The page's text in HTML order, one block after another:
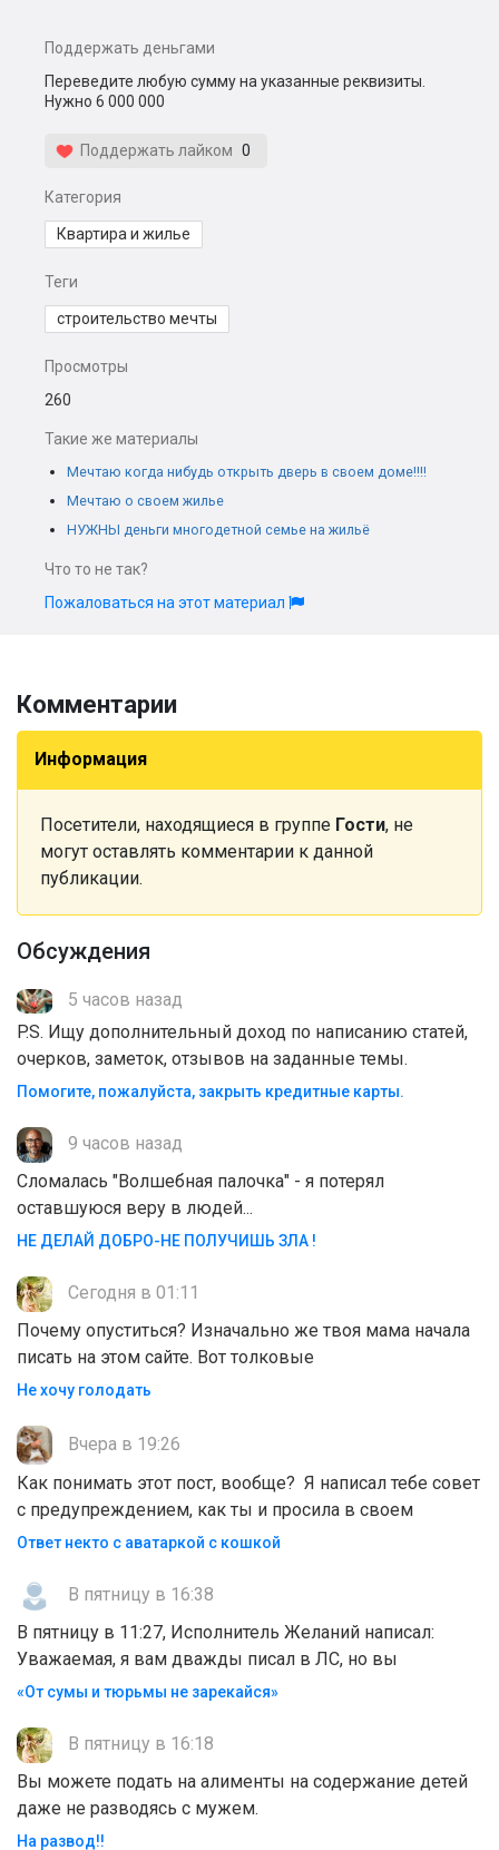
Поддержать деньгами
Переведите любую сумму на указанные реквизиты.
Нужно 6 000 000
Поддержать лайком 0
Категория
Квартира и жилье
Теги
строительство мечты
Просмотры
260
Такие же материалы
Мечтаю когда нибудь открыть дверь в своем доме!!!!
Мечтаю о своем жилье
НУЖНЫ деньги многодетной семье на жильё
Что то не так?
Пожаловаться на этот материал
Комментарии
Информация
Посетители, находящиеся в группе Гости, не
могут оставлять комментарии к данной
публикации.
Обсуждения
5 часов назад
P.S. Ищу дополнительный доход по написанию статей,
очерков, заметок, отзывов на заданные темы.
Помогите, пожалуйста, закрыть кредитные карты.
9 часов назад
Сломалась "Волшебная палочка" - я потерял
оставшуюся веру в людей...
НЕ ДЕЛАЙ ДОБРО-НЕ ПОЛУЧИШЬ ЗЛА !
Сегодня в 01:11
Почему опуститься? Изначально же твоя мама начала
писать на этом сайте. Вот толковые
Не хочу голодать
Вчера в 19:26
Как понимать этот пост, вообще? Я написал тебе совет
с предупреждением, как ты и просила в своем
Ответ некто с аватаркой с кошкой
В пятницу в 16:38
В пятницу в 11:27, Исполнитель Желаний написал:
Уважаемая, я вам дважды писал в ЛС, но вы
«От сумы и тюрьмы не зарекайся»
В пятницу в 16:18
Вы можете подать на алименты на содержание детей
даже не разводясь с мужем.
На развод!!